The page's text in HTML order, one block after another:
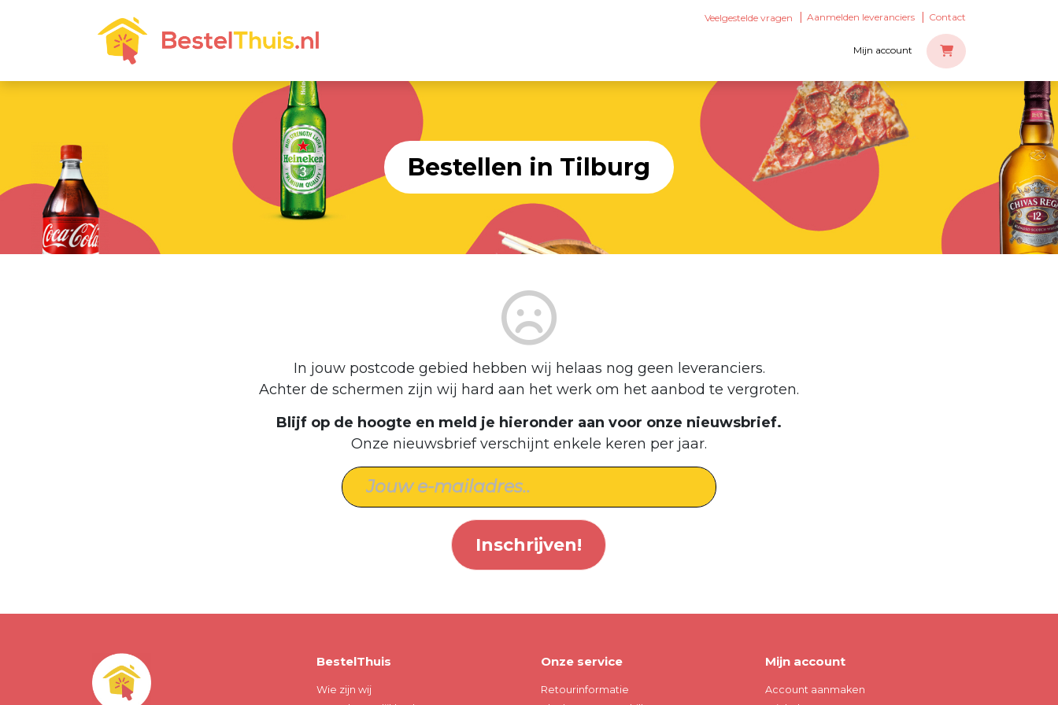
Veelgestelde vragen Aanmelden leveranciers Contact
Mijn account
Bestellen in Tilburg
In jouw postcode gebied hebben wij helaas nog geen leveranciers.
Achter de schermen zijn wij hard aan het werk om het aanbod te vergroten.
Blijf op de hoogte en meld je hieronder aan voor onze nieuwsbrief.
Onze nieuwsbrief verschijnt enkele keren per jaar.
Inschrijven!
BestelThuis
Wie zijn wij
Onze service
Retourinformatie
Mijn account
Account aanmaken